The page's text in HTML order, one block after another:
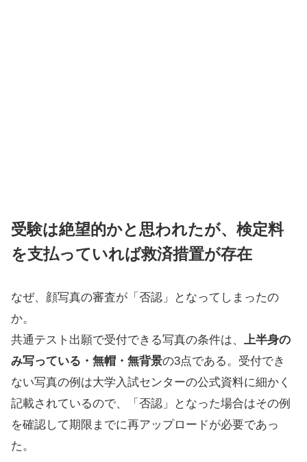
受験は絶望的かと思われたが、検定料
を支払っていれば救済措置が存在
なぜ、顔写真の審査が「否認」となってしまったの
か。
共通テスト出願で受付できる写真の条件は、 上半身の
み写っている・無帽・無背景の3点である。受付でき
ない写真の例は大学入試センターの公式資料に細かく
記載されているので、「否認」となった場合はその例
を確認して期限までに再アップロードが必要であっ
た。